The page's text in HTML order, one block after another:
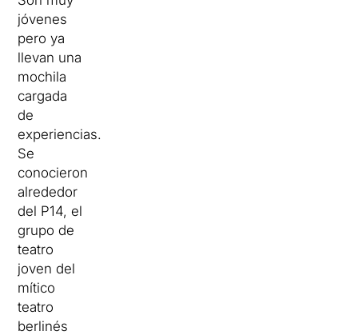
jóvenes
pero ya
llevan una
mochila
cargada
de
experiencias.
Se
conocieron
alrededor
del P14, el
grupo de
teatro
joven del
mítico
teatro
berlinés